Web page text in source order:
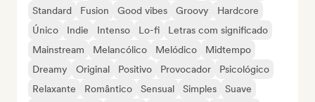
Standard
Fusion Good vibes Groovy
Hardcore
Único
Indie Intenso Lo-fi
Letras com significado
Mainstream
Melancólico Melódico
Midtempo
Dreamy
Original Positivo Provocador
Psicológico
Relaxante
Romântico Sensual Simples
Suave